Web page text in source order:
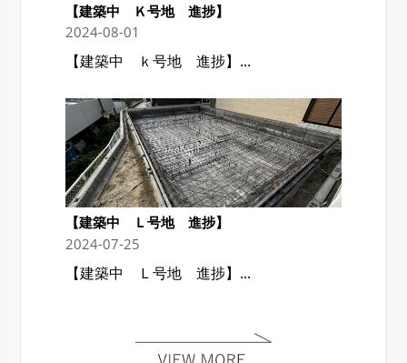
【建築中 Ｋ号地 進捗】
2024-08-01
【建築中 ｋ号地 進捗】...
【建築中 Ｌ号地 進捗】
2024-07-25
【建築中 Ｌ号地 進捗】...